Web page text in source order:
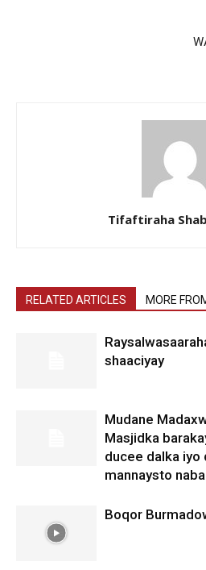
Tifaftiraha
RELATED ARTICLES MORE
shaaciyay
Mudane
Masjidka
ducee dalka iyo
mannaysto
Boqor